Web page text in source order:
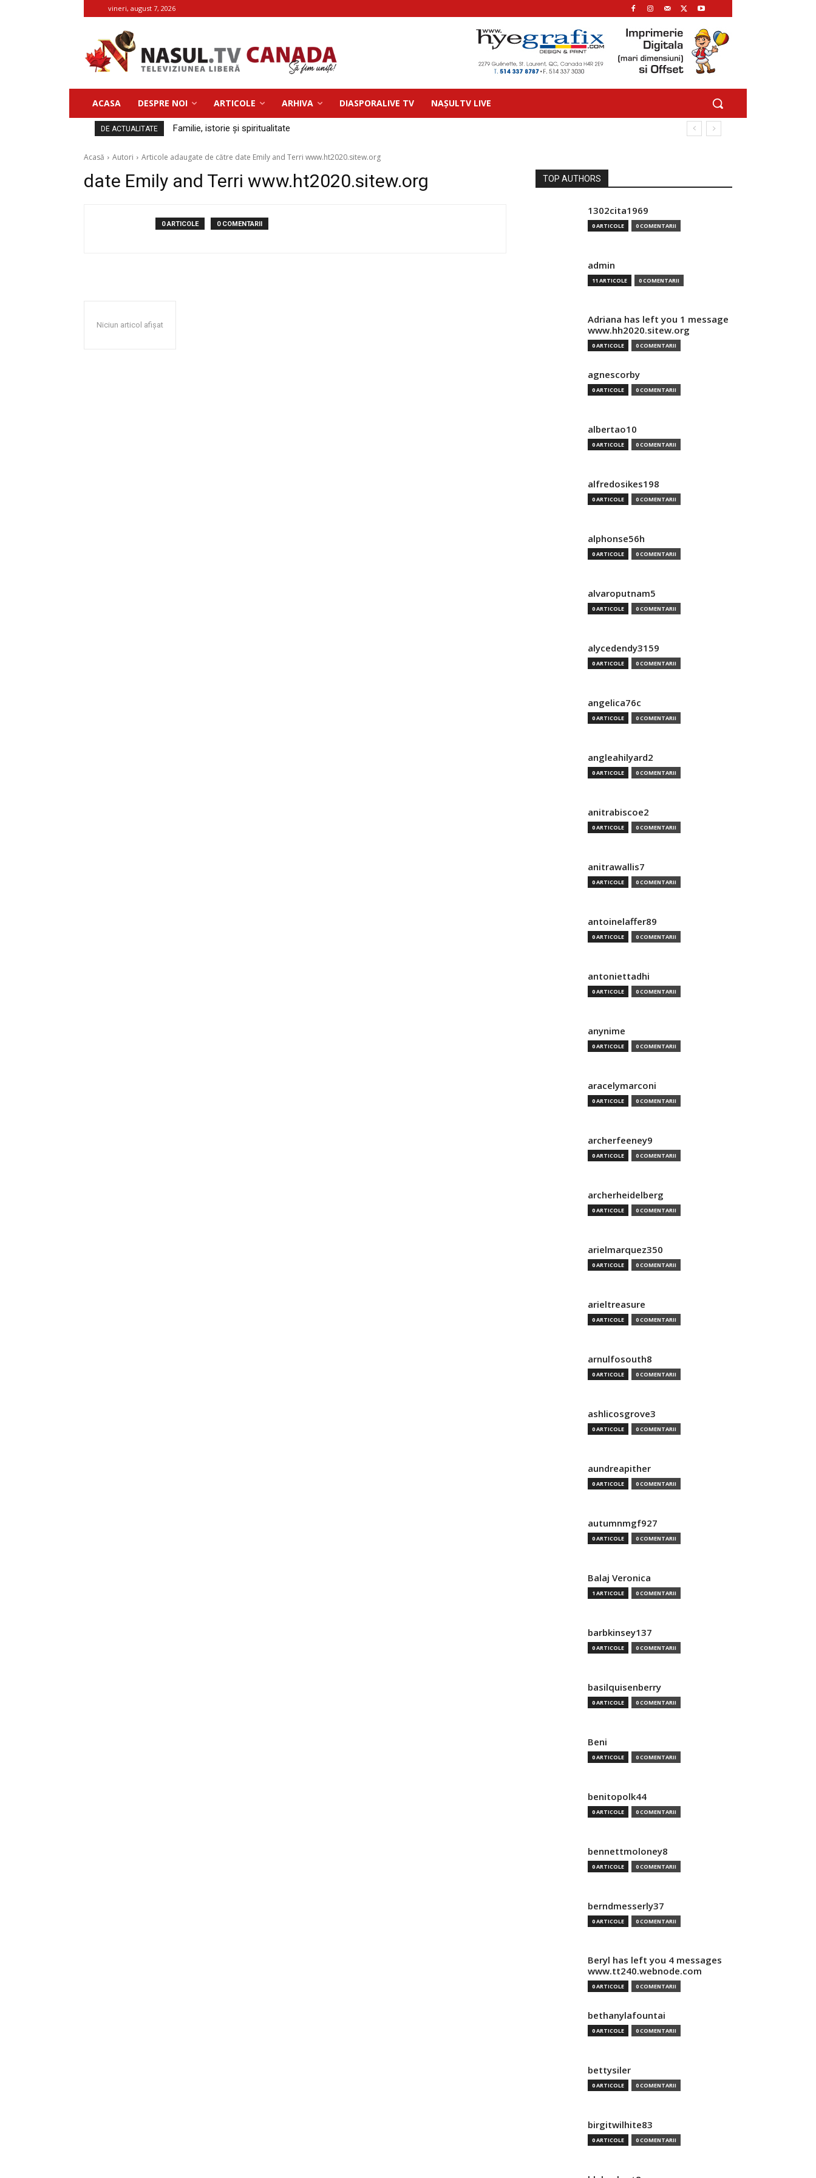
vineri, august 7, 2026
ACASA DESPRE NOI ARTICOLE ARHIVA DIASPORALIVE TV NAȘULTV LIVE
DE ACTUALITATE Familie, istorie și spiritualitate
Acasă Autori Articole adaugate de către date Emily and Terri www.ht2020.sitew.org
date Emily and Terri www.ht2020.sitew.org
0 ARTICOLE 0 COMENTARII
Niciun articol afișat
TOP AUTHORS
1302cita1969
0 ARTICOLE 0 COMENTARII
admin
11 ARTICOLE 0 COMENTARII
Adriana has left you 1 message
www.hh2020.sitew.org
0 ARTICOLE 0 COMENTARII
agnescorby
0 ARTICOLE 0 COMENTARII
albertao10
0 ARTICOLE 0 COMENTARII
alfredosikes198
0 ARTICOLE 0 COMENTARII
alphonse56h
0 ARTICOLE 0 COMENTARII
alvaroputnam5
0 ARTICOLE 0 COMENTARII
alycedendy3159
0 ARTICOLE 0 COMENTARII
angelica76c
0 ARTICOLE 0 COMENTARII
angleahilyard2
0 ARTICOLE 0 COMENTARII
anitrabiscoe2
0 ARTICOLE 0 COMENTARII
anitrawallis7
0 ARTICOLE 0 COMENTARII
antoinelaffer89
0 ARTICOLE 0 COMENTARII
antoniettadhi
0 ARTICOLE 0 COMENTARII
anynime
0 ARTICOLE 0 COMENTARII
aracelymarconi
0 ARTICOLE 0 COMENTARII
archerfeeney9
0 ARTICOLE 0 COMENTARII
archerheidelberg
0 ARTICOLE 0 COMENTARII
arielmarquez350
0 ARTICOLE 0 COMENTARII
arieltreasure
0 ARTICOLE 0 COMENTARII
arnulfosouth8
0 ARTICOLE 0 COMENTARII
ashlicosgrove3
0 ARTICOLE 0 COMENTARII
aundreapither
0 ARTICOLE 0 COMENTARII
autumnmgf927
0 ARTICOLE 0 COMENTARII
Balaj Veronica
1 ARTICOLE 0 COMENTARII
barbkinsey137
0 ARTICOLE 0 COMENTARII
basilquisenberry
0 ARTICOLE 0 COMENTARII
Beni
0 ARTICOLE 0 COMENTARII
benitopolk44
0 ARTICOLE 0 COMENTARII
bennettmoloney8
0 ARTICOLE 0 COMENTARII
berndmesserly37
0 ARTICOLE 0 COMENTARII
Beryl has left you 4 messages
www.tt240.webnode.com
0 ARTICOLE 0 COMENTARII
bethanylafountai
0 ARTICOLE 0 COMENTARII
bettysiler
0 ARTICOLE 0 COMENTARII
birgitwilhite83
0 ARTICOLE 0 COMENTARII